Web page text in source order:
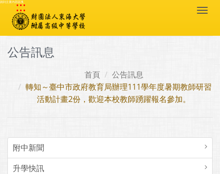
跳到主要內容區塊
:::
公告訊息
首頁
公告訊息
轉知～臺中市政府教育局辦理111學年度暑期教師研習
活動計畫2份，歡迎本校教師踴躍報名參加。
附中新聞
升學快訊